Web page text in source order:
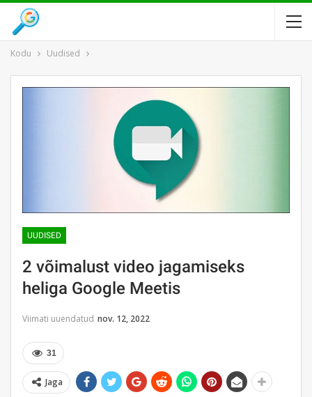
Kodu Uudised
UUDISED
2 võimalust video jagamiseks
heliga Google Meetis
Viimati uuendatud nov. 12, 2022
31
Jaga